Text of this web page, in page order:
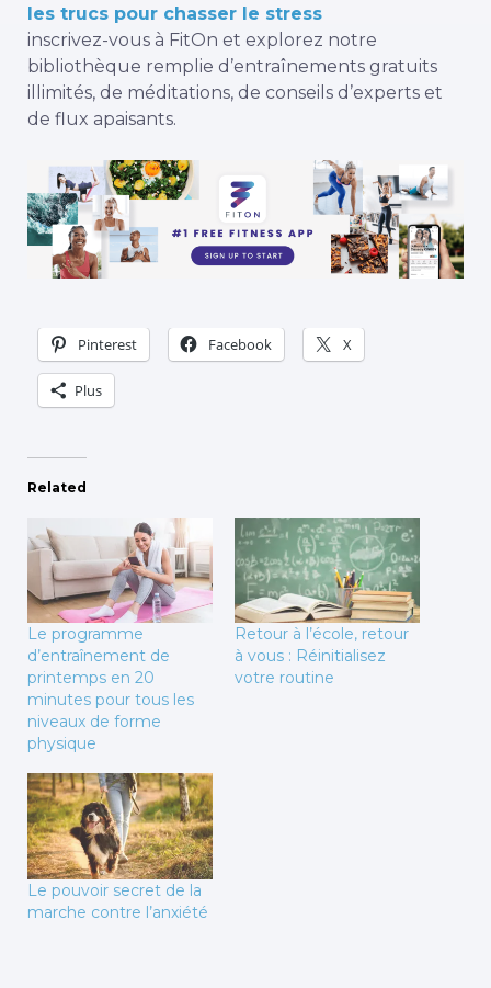
les trucs pour chasser le stress
inscrivez-vous à FitOn et explorez notre
bibliothèque remplie d’entraînements gratuits
illimités, de méditations, de conseils d’experts et
de flux apaisants.
Pinterest Facebook X
Plus
Related
Le programme
d’entraînement de
printemps en 20
minutes pour tous les
niveaux de forme
physique
Retour à l’école, retour
à vous : Réinitialisez
votre routine
Le pouvoir secret de la
marche contre l’anxiété